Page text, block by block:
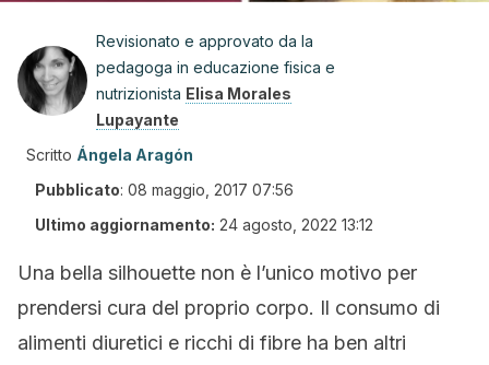
Revisionato e approvato da la
pedagoga in educazione fisica e
nutrizionista Elisa Morales
Lupayante
Scritto Ángela Aragón
Pubblicato: 08 maggio, 2017 07:56
Ultimo aggiornamento: 24 agosto, 2022 13:12
Una bella silhouette non è l’unico motivo per
prendersi cura del proprio corpo. Il consumo di
alimenti diuretici e ricchi di fibre ha ben altri